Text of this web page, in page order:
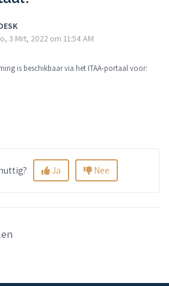
3 Mrt, 2022 om 11:54 AM
is beschikbaar via het ITAA-portaal voor:
Ja Nee